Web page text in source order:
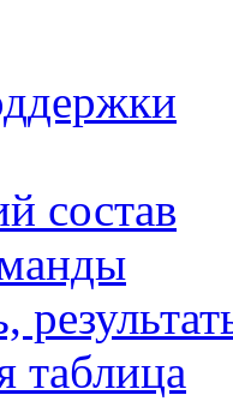
состав
таблица